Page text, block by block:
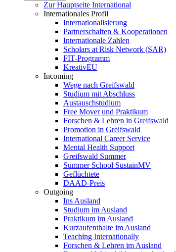
Zur Hauptseite International
Internationales Profil
Internationalisierung
Partnerschaften & Kooperationen
Internationale Zahlen
Scholars at Risk Network (SAR)
FIT-Programm
KreativEU
Incoming
Wege nach Greifswald
Studium mit Abschluss
Austauschstudium
Free Mover und Praktikum
Forschen & Lehren in Greifswald
Promotion in Greifswald
International Career Service
Mental Health Support
Greifswald Summer
Summer School SustainMV
Geflüchtete
DAAD-Preis
Outgoing
Ins Ausland
Studium im Ausland
Praktikum im Ausland
Kurzaufenthalte im Ausland
Teaching Internationally
Forschen & Lehren im Ausland